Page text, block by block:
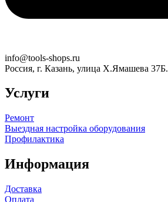
info@tools-shops.ru
Россия, г. Казань, улица Х.Ямашева 37Б.
Услуги
Ремонт
Выездная настройка оборудования
Профилактика
Информация
Доставка
Оплата